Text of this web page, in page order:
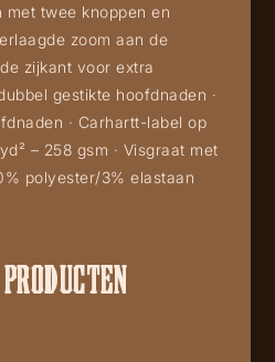
met twee knoppen en
zoom aan de
zijkant voor extra
gestikte hoofdnaden ·
· Carhartt-label op
– 258 gsm · Visgraat met
polyester/3% elastaan